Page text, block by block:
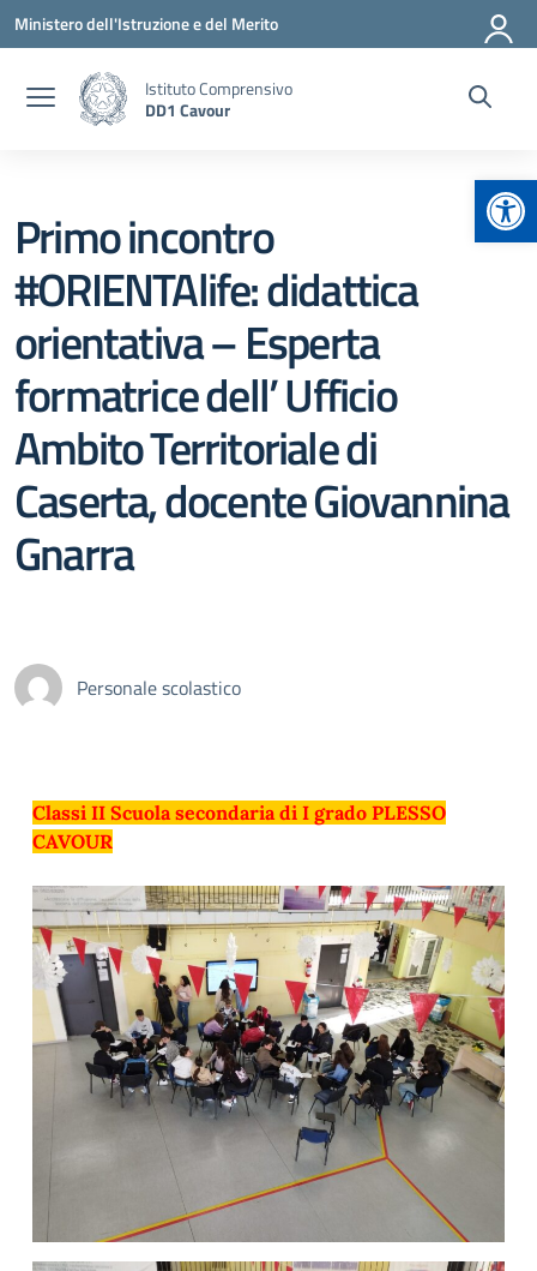
Vai ai contenuti
Vai al menu di navigazione
Vai al footer
Ministero dell'Istruzione e del Merito
Istituto Comprensivo
DD1 Cavour
Primo incontro
#ORIENTAlife: didattica
orientativa – Esperta
formatrice dell’ Ufficio
Ambito Territoriale di
Caserta, docente Giovannina
Gnarra
Personale scolastico
Classi II Scuola secondaria di I grado PLESSO
CAVOUR